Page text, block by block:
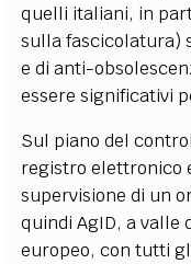
quelli italiani, in
sulla fascicolatura)
e di anti-
essere significativi
Sul piano del
registro elettronico
supervisione di un
quindi AgID, a valle
europeo, con tutti